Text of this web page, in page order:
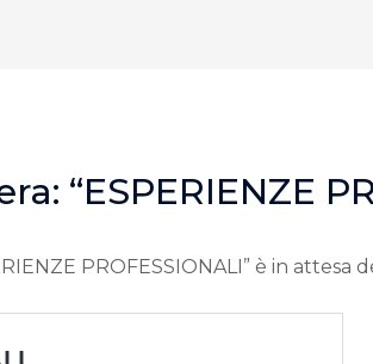
“ESPERIENZE
PROFESSIONALI” è in attesa